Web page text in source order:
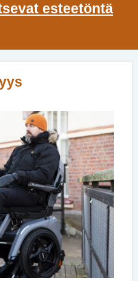
esteetöntä